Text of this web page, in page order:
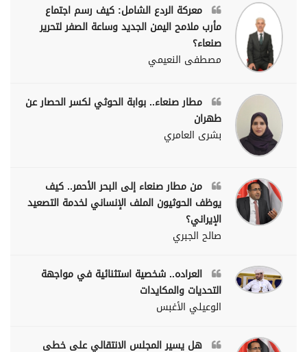
معركة الردع الشامل: كيف رسم اجتماع
مأرب ملامح اليمن الجديد وساعة الصفر لتحرير
صنعاء؟
مصطفى النعيمي
مطار صنعاء.. بوابة الحوثي لكسر الحصار عن
طهران
بشرى العامري
من مطار صنعاء إلى البحر الأحمر.. كيف
يوظف الحوثيون الملف الإنساني لخدمة التصعيد
الإيراني؟
صالح الجبري
العراده.. شخصية استثنائية في مواجهة
التحديات والمكايدات
الوعيلي الأغبس
هل يسير المجلس الانتقالي على خطى